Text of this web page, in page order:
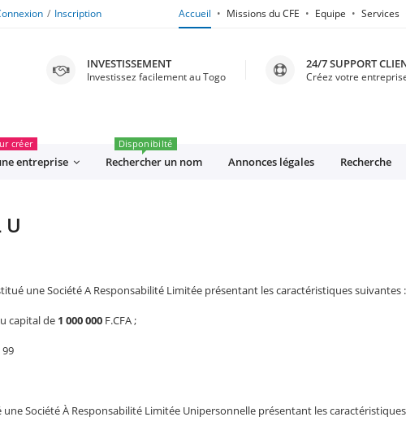
Accueil Missions du CFE Equipe Services
Inscription
INVESTISSEMENT
Investissez facilement au Togo
24/7 SUPPORT
Créez votre
entreprise
créer
Rechercher un nom
Disponibilté
Annonces légales Recherche
U
une Société A Responsabilité Limitée présentant les caractéristiques suivantes :
capital de 1 000 000 F.CFA ;
Société À Responsabilité Limitée Unipersonnelle présentant les